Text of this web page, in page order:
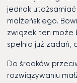
jednak
małżeńskiego.
związek ten może
spełnia już zadań,
Do środków
rozwiązywaniu